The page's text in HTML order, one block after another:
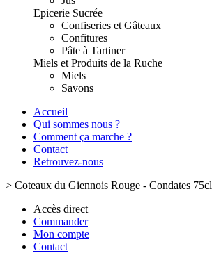
Epicerie Sucrée
Confiseries et Gâteaux
Confitures
Pâte à Tartiner
Miels et Produits de la Ruche
Miels
Savons
Accueil
Qui sommes nous ?
Comment ça marche ?
Contact
Retrouvez-nous
> Coteaux du Giennois Rouge - Condates 75cl
Accès direct
Commander
Mon compte
Contact